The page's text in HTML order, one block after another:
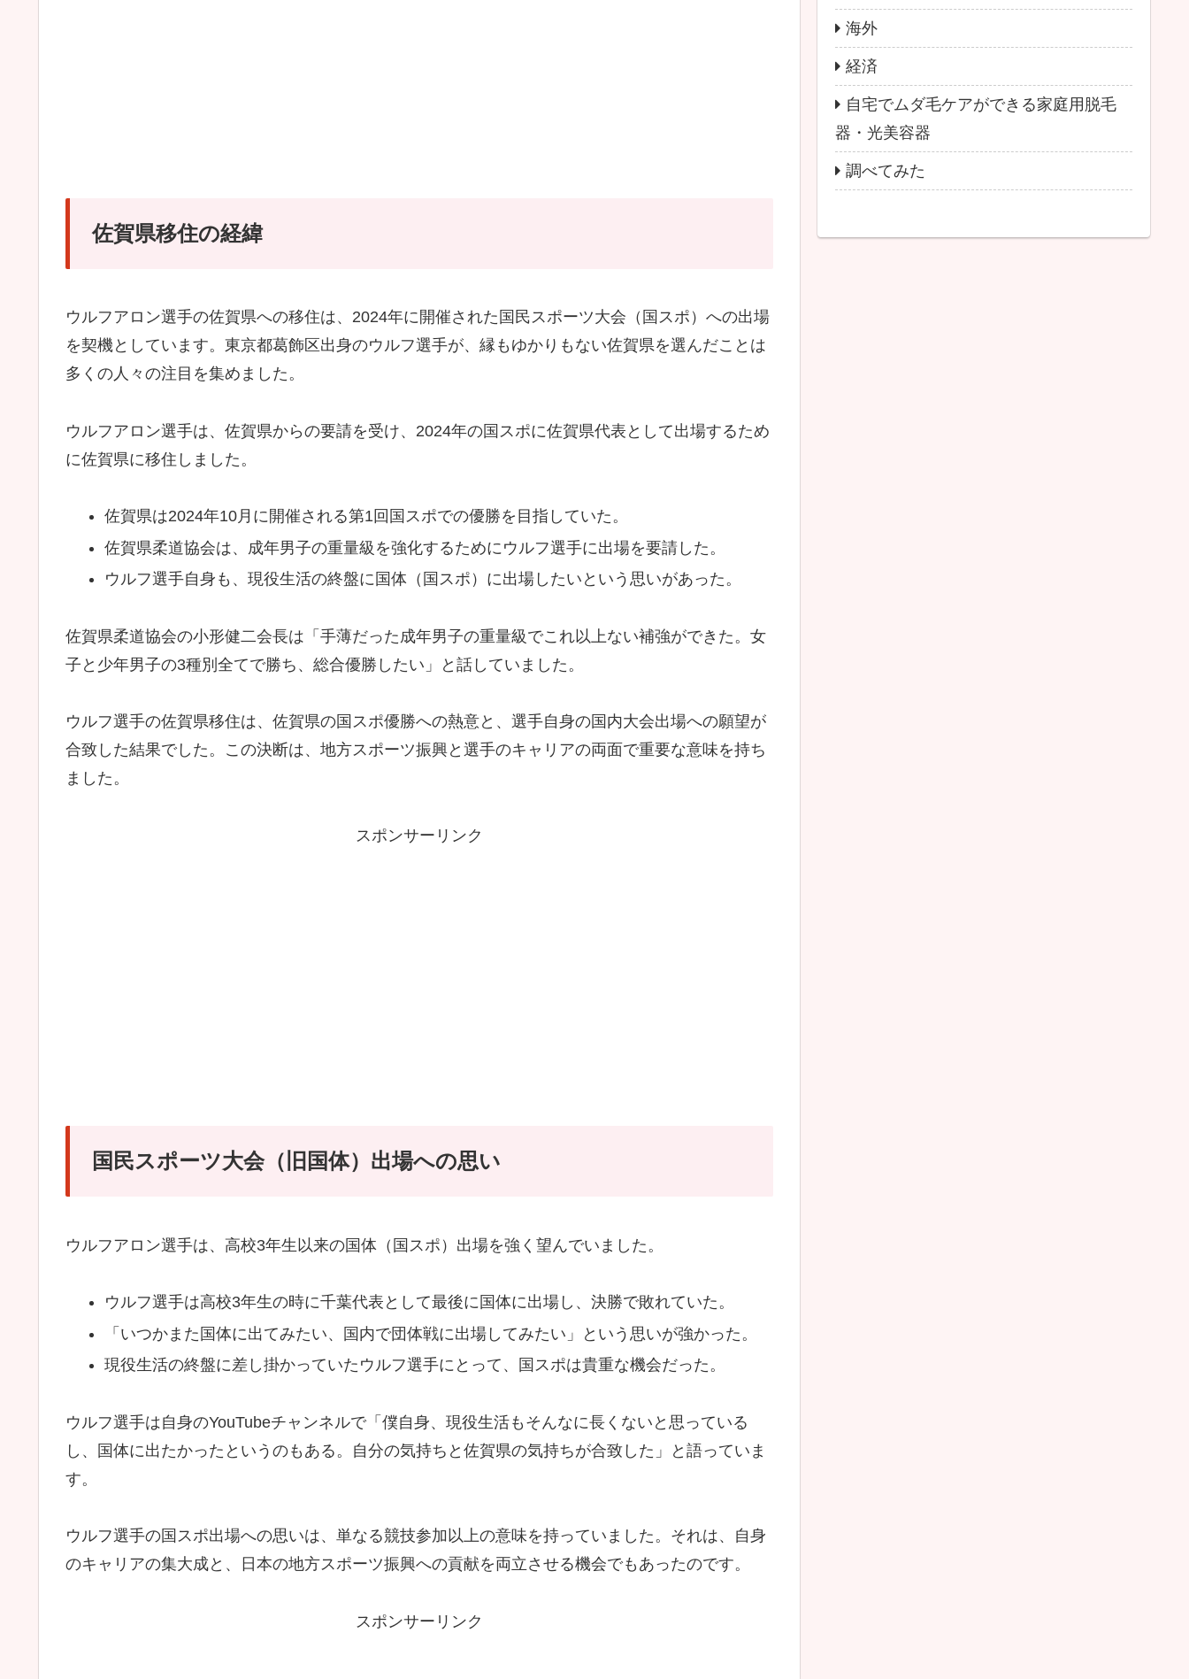
佐賀県移住の経緯
ウルフアロン選手の佐賀県への移住は、2024年に開催された国民スポーツ大会（国スポ）への出場
を契機としています。東京都葛飾区出身のウルフ選手が、縁もゆかりもない佐賀県を選んだことは
多くの人々の注目を集めました。
ウルフアロン選手は、佐賀県からの要請を受け、2024年の国スポに佐賀県代表として出場するため
に佐賀県に移住しました。
佐賀県は2024年10月に開催される第1回国スポでの優勝を目指していた。
佐賀県柔道協会は、成年男子の重量級を強化するためにウルフ選手に出場を要請した。
ウルフ選手自身も、現役生活の終盤に国体（国スポ）に出場したいという思いがあった。
佐賀県柔道協会の小形健二会長は「手薄だった成年男子の重量級でこれ以上ない補強ができた。女
子と少年男子の3種別全てで勝ち、総合優勝したい」と話していました。
ウルフ選手の佐賀県移住は、佐賀県の国スポ優勝への熱意と、選手自身の国内大会出場への願望が
合致した結果でした。この決断は、地方スポーツ振興と選手のキャリアの両面で重要な意味を持ち
ました。
スポンサーリンク
国民スポーツ大会（旧国体）出場への思い
ウルフアロン選手は、高校3年生以来の国体（国スポ）出場を強く望んでいました。
ウルフ選手は高校3年生の時に千葉代表として最後に国体に出場し、決勝で敗れていた。
「いつかまた国体に出てみたい、国内で団体戦に出場してみたい」という思いが強かった。
現役生活の終盤に差し掛かっていたウルフ選手にとって、国スポは貴重な機会だった。
ウルフ選手は自身のYouTubeチャンネルで「僕自身、現役生活もそんなに長くないと思っている
し、国体に出たかったというのもある。自分の気持ちと佐賀県の気持ちが合致した」と語っていま
す。
ウルフ選手の国スポ出場への思いは、単なる競技参加以上の意味を持っていました。それは、自身
のキャリアの集大成と、日本の地方スポーツ振興への貢献を両立させる機会でもあったのです。
スポンサーリンク
海外
経済
自宅でムダ毛ケアができる家庭用脱毛
器・光美容器
調べてみた